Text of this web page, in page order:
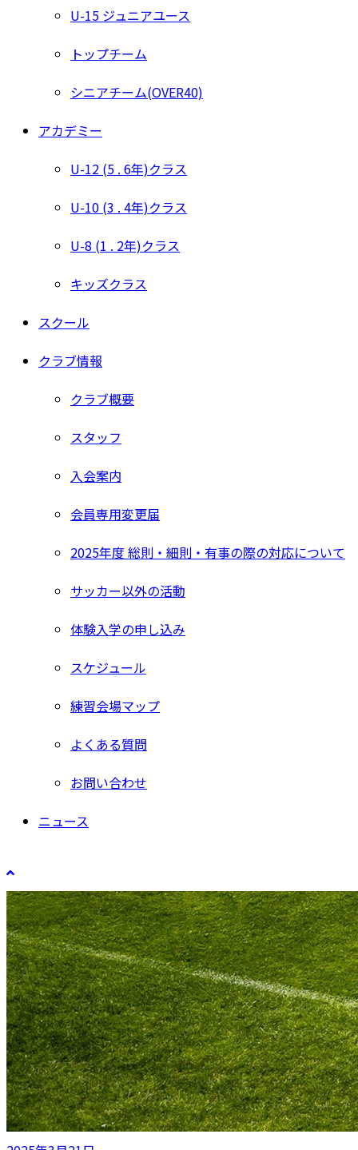
U-15 ジュニアユース
トップチーム
シニアチーム(OVER40)
アカデミー
U-12 (5 . 6年)クラス
U-10 (3 . 4年)クラス
U-8 (1 . 2年)クラス
キッズクラス
スクール
クラブ情報
クラブ概要
スタッフ
入会案内
会員専用変更届
2025年度 総則・細則・有事の際の対応について
サッカー以外の活動
体験入学の申し込み
スケジュール
練習会場マップ
よくある質問
お問い合わせ
ニュース